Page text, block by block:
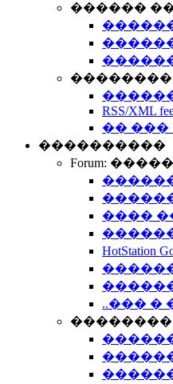
������
RSS/XML
�� ���
����������
Forum:
����
..��� �
�������
������ -